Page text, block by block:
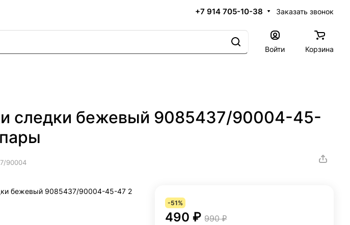
+7 914 705-10-38 Заказать звонок
Войти Корзина
следки бежевый 9085437/90004-45-
90004
бежевый 9085437/90004-45-47 2
-51%
490 ₽ 990 ₽